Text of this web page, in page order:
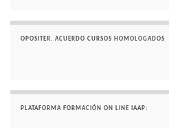
OPOSITER. ACUERDO CURSOS HOMOLOGADOS
PLATAFORMA FORMACIÓN ON LINE IAAP: